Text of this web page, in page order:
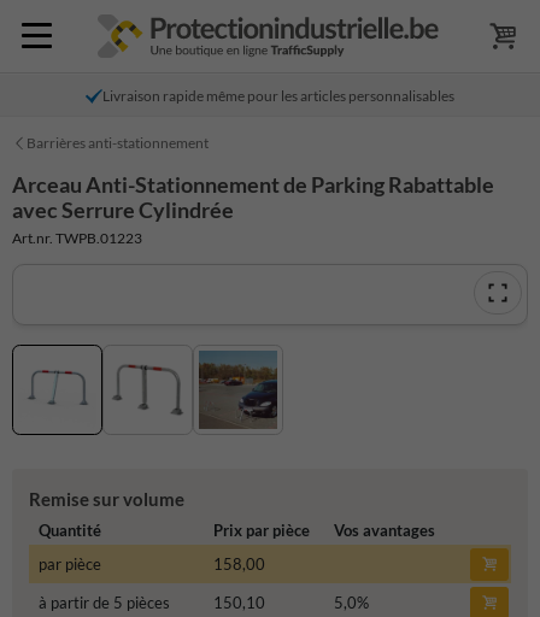
Livraison rapide même pour les articles personnalisables
Barrières anti-stationnement
Arceau Anti-Stationnement de Parking Rabattable
avec Serrure Cylindrée
Art.nr. TWPB.01223
Remise sur volume
Quantité Prix par pièce
Vos avantages
par pièce
158,00
à partir de 5 pièces
150,10 5,0%